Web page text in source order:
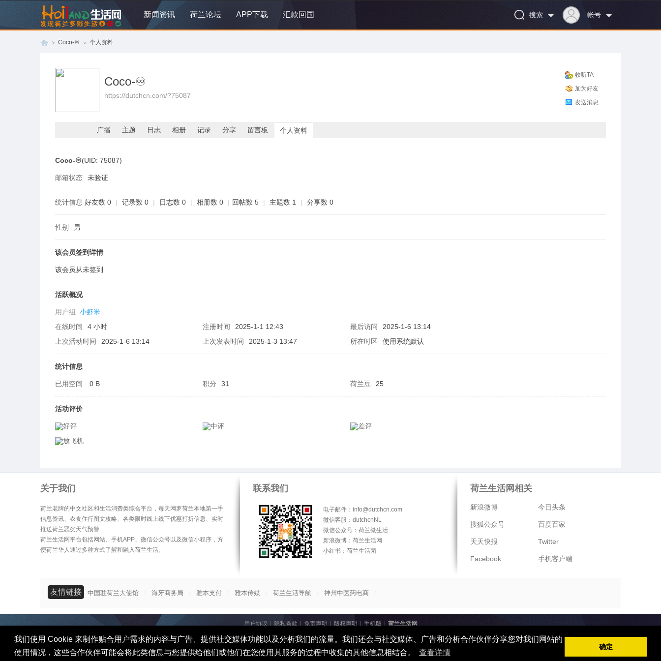
我们使用 Cookie 来制作贴合用户需求的内容与广告、提供社交媒体功能以及分析我们的流量。我们还会与社交媒体、广告和分析合作伙伴分享您对我们网站的
使用情况，这些合作伙伴可能会将此类信息与您提供给他们或他们在您使用其服务的过程中收集的其他信息相结合。
查看详情
确定
新闻资讯 荷兰论坛 APP下载 汇款回国 帐号
搜索
Coco-♾️ 个人资料
收听TA
加为好友
发送消息
Coco-♾️
https://dutchcn.com/?75087
广播 主题 日志 相册 记录 分享 留言板 个人资料
Coco-♾️(UID: 75087)
邮箱状态 未验证
统计信息 好友数 0 | 记录数 0 | 日志数 0 | 相册数 0 | 回帖数 5 | 主题数 1 | 分享数 0
性别 男
该会员签到详情
该会员从未签到
活跃概况
用户组 小虾米
在线时间
4 小时 注册时间 2025-1-1 12:43 最后访问
2025-1-6 13:14
上次活动时间
2025-1-6 13:14 上次发表时间 2025-1-3 13:47 所在时区 使用系统默认
统计信息
已用空间 0 B 积分 31 荷兰豆 25
活动评价
好评 中评
差评
放飞机
关于我们
荷兰老牌的中文社区和生活消费类综合平台，每天网罗荷兰本地第一手
信息资讯、衣食住行图文攻略、各类限时线上线下优惠打折信息、实时
推送荷兰恶劣天气预警…
荷兰生活网平台包括网站、手机APP、微信公众号以及微信小程序，方
便荷兰华人通过多种方式了解和融入荷兰生活。
联系我们
电子邮件：info@dutchcn.com
微信客服：dutchcnNL
微信公众号：荷兰微生活
新浪微博：荷兰生活网
小红书：荷兰生活菌
荷兰生活网相关
新浪微博 今日头条
搜狐公众号 百度百家
天天快报 Twitter
Facebook 手机客户端
友情链接 中国驻荷兰大使馆 海牙商务局 雅本支付 雅本传媒 荷兰生活导航 神州中医药电商
用户协议 隐私条款 免责声明 版权声明 手机版
荷兰生活网
© 2013-2026 荷兰生活网
All Rights Reserved
(广州雅本通信科技有限公司 粤ICP备16041038号)